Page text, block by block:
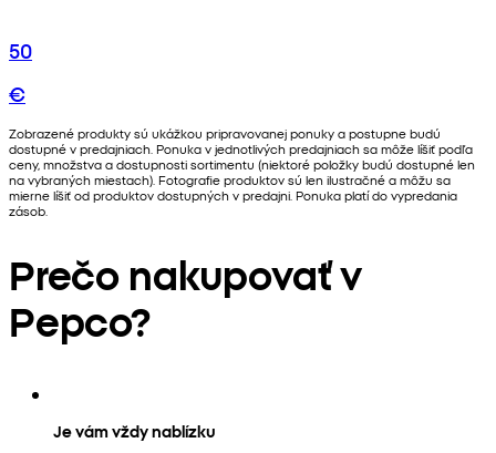
50
€
Zobrazené produkty sú ukážkou pripravovanej ponuky a postupne budú
dostupné v predajniach. Ponuka v jednotlivých predajniach sa môže líšiť podľa
ceny, množstva a dostupnosti sortimentu (niektoré položky budú dostupné len
na vybraných miestach). Fotografie produktov sú len ilustračné a môžu sa
mierne líšiť od produktov dostupných v predajni. Ponuka platí do vypredania
zásob.
Prečo nakupovať v
Pepco?
Je vám vždy nablízku